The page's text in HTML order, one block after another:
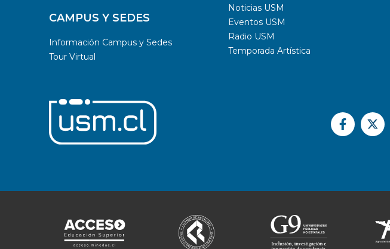
CAMPUS Y SEDES
Información Campus y Sedes
Tour Virtual
Noticias USM
Eventos USM
Radio USM
Temporada Artística